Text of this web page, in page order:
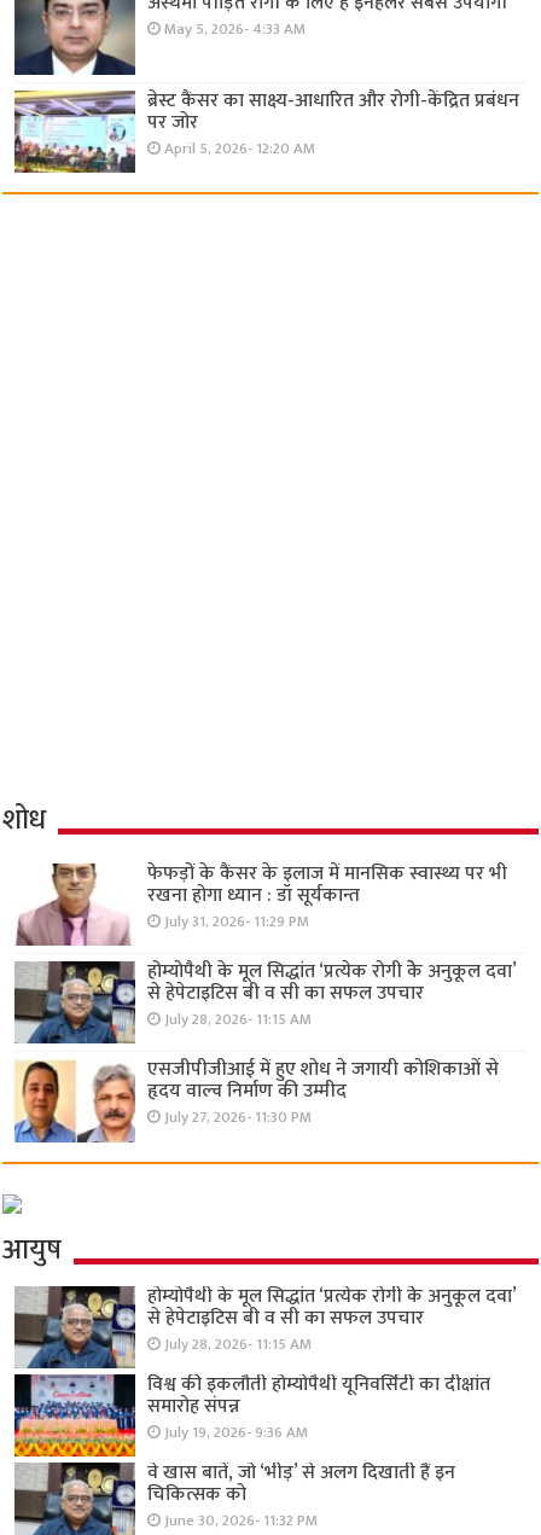
May 5, 2026- 4:33 AM
ब्रेस्ट कैंसर का साक्ष्य-आधारित और रोगी-केंद्रित प्रबंधन
पर जोर
April 5, 2026- 12:20 AM
शोध
फेफड़ों के कैंसर के इलाज में मानसिक स्वास्थ्य पर भी
रखना होगा ध्यान : डॉ सूर्यकान्त
July 31, 2026- 11:29 PM
होम्योपैथी के मूल सिद्धांत ‘प्रत्येक रोगी केे अनुकूल दवा’
से हेपेटाइटिस बी व सी का सफल उपचार
July 28, 2026- 11:15 AM
एसजीपीजीआई में हुए शोध ने जगायी कोशिकाओं से
हृदय वाल्व निर्माण की उम्मीद
July 27, 2026- 11:30 PM
आयुष
होम्योपैथी के मूल सिद्धांत ‘प्रत्येक रोगी केे अनुकूल दवा’
से हेपेटाइटिस बी व सी का सफल उपचार
July 28, 2026- 11:15 AM
विश्व की इकलौती होम्योपैथी यूनिवर्सिटी का दीक्षांत
समारोह संपन्न
July 19, 2026- 9:36 AM
वे खास बातें, जो ‘भीड़’ से अलग दिखाती हैं इन
चिकित्सक को
June 30, 2026- 11:32 PM